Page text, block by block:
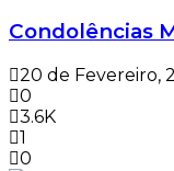
Condolências
20 de Fevereiro,
0
3.6K
1
0